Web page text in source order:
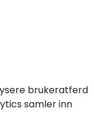
brukeratferd
samler inn